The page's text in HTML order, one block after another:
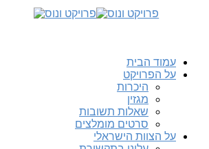
עמוד הבית
על הפרויקט
היכרות
מגזין
שאלות תשובות
סרטים מומלצים
על הצוות הישראלי